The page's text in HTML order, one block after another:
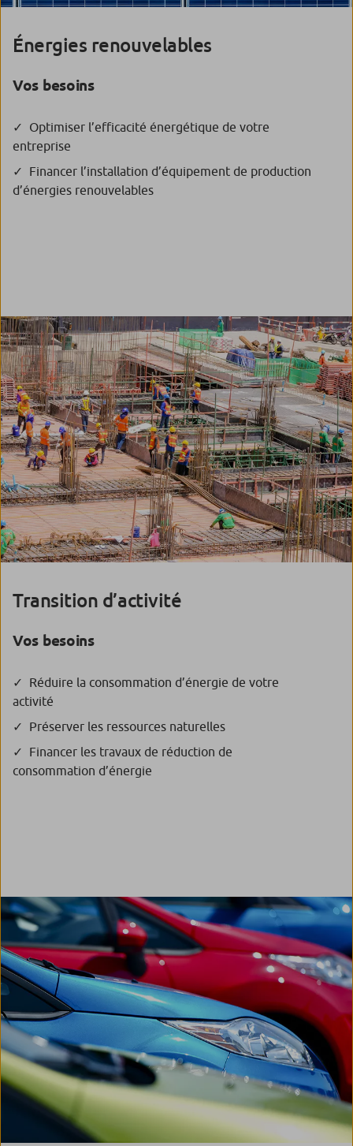
Énergies renouvelables
Vos besoins
Optimiser l’efficacité énergétique de votre
entreprise
Financer l’installation d’équipement de production
d’énergies renouvelables
Transition d’activité
Vos besoins
Réduire la consommation d’énergie de votre
activité
Préserver les ressources naturelles
Financer les travaux de réduction de
consommation d’énergie